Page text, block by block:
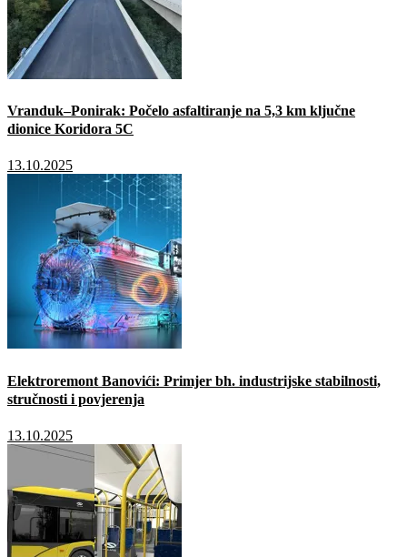
Vranduk–Ponirak: Počelo asfaltiranje na 5,3 km ključne
dionice Koridora 5C
13.10.2025
Elektroremont Banovići: Primjer bh. industrijske stabilnosti,
stručnosti i povjerenja
13.10.2025